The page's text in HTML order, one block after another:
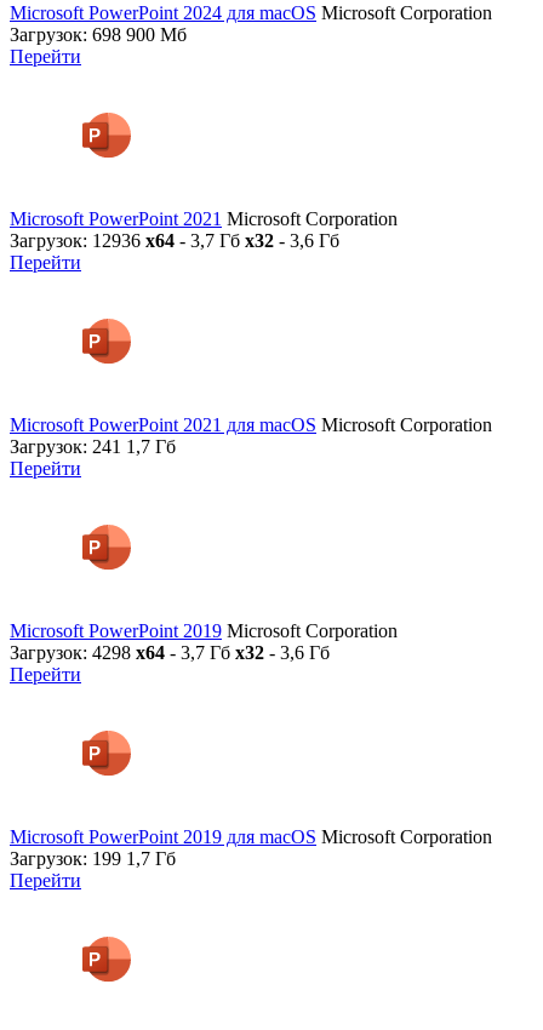
Microsoft PowerPoint 2024 для macOS Microsoft Corporation
Загрузок: 698 900 Мб
Перейти
Microsoft PowerPoint 2021 Microsoft Corporation
Загрузок: 12936 x64 - 3,7 Гб x32 - 3,6 Гб
Перейти
Microsoft PowerPoint 2021 для macOS Microsoft Corporation
Загрузок: 241 1,7 Гб
Перейти
Microsoft PowerPoint 2019 Microsoft Corporation
Загрузок: 4298 x64 - 3,7 Гб x32 - 3,6 Гб
Перейти
Microsoft PowerPoint 2019 для macOS Microsoft Corporation
Загрузок: 199 1,7 Гб
Перейти